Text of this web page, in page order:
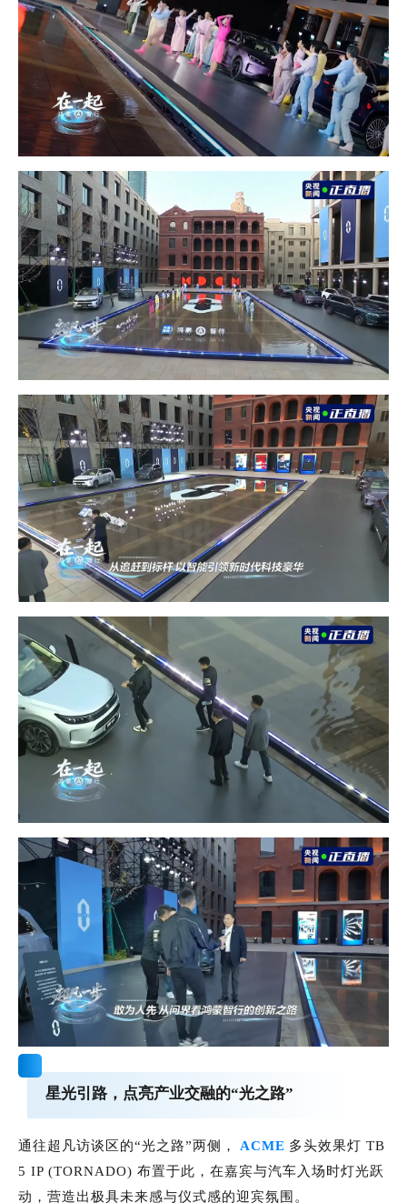
星光引路，点亮产业交融的“光之路”
通往超凡访谈区的“光之路”两侧， ACME 多头效果灯 TB
5 IP (TORNADO) 布置于此，在嘉宾与汽车入场时灯光跃
动，营造出极具未来感与仪式感的迎宾氛围。